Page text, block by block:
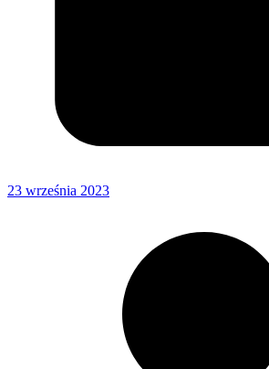
23 września 2023